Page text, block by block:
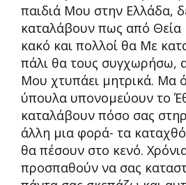
παιδιά Μου στην Ελλάδα,
καταλάβουν πως από Θεία
κακό και πολλοί θα Με
πάλι θα τους συγχωρήσω,
Μου χτυπάει μητρικά. Μα
ύπουλα υπονομεύουν το
καταλάβουν πόσο σας
άλλη μια φορά- τα
θα πέσουν στο κενό.
προσπαθούν να σας